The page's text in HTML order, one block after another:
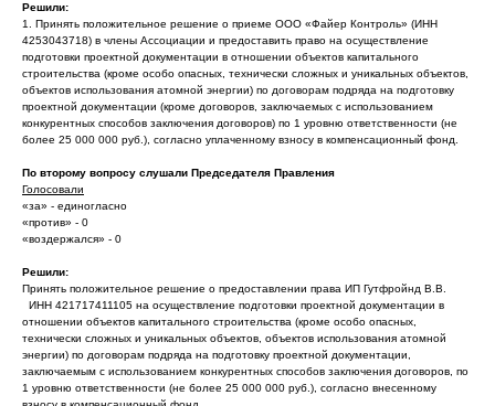
Решили:
1. Принять положительное решение о приеме ООО «Файер Контроль» (ИНН
4253043718) в члены Ассоциации и предоставить право на осуществление
подготовки проектной документации в отношении объектов капитального
строительства (кроме особо опасных, технически сложных и уникальных объектов,
объектов использования атомной энергии) по договорам подряда на подготовку
проектной документации (кроме договоров, заключаемых с использованием
конкурентных способов заключения договоров) по 1 уровню ответственности (не
более 25 000 000 руб.), согласно уплаченному взносу в компенсационный фонд.
По второму вопросу слушали Председателя Правления
Голосовали
«за» - единогласно
«против» - 0
«воздержался» - 0
Решили:
Принять положительное решение о предоставлении права ИП Гутфройнд В.В.
ИНН 421717411105 на осуществление подготовки проектной документации в
отношении объектов капитального строительства (кроме особо опасных,
технически сложных и уникальных объектов, объектов использования атомной
энергии) по договорам подряда на подготовку проектной документации,
заключаемым с использованием конкурентных способов заключения договоров, по
1 уровню ответственности (не более 25 000 000 руб.), согласно внесенному